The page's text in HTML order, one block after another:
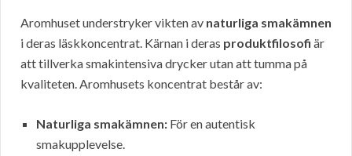
Aromhuset understryker vikten av naturliga smakämnen
i deras läskkoncentrat. Kärnan i deras produktfilosofi är
att tillverka smakintensiva drycker utan att tumma på
kvaliteten. Aromhusets koncentrat består av:
Naturliga smakämnen: För en autentisk
smakupplevelse.